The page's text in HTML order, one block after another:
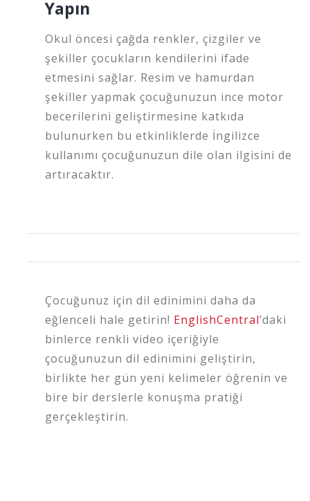
Yapın
Okul öncesi çağda renkler, çizgiler ve
şekiller çocukların kendilerini ifade
etmesini sağlar. Resim ve hamurdan
şekiller yapmak çocuğunuzun ince motor
becerilerini geliştirmesine katkıda
bulunurken bu etkinliklerde İngilizce
kullanımı çocuğunuzun dile olan ilgisini de
artıracaktır.
Çocuğunuz için dil edinimini daha da
eğlenceli hale getirin! EnglishCentral’daki
binlerce renkli video içeriğiyle
çocuğunuzun dil edinimini geliştirin,
birlikte her gün yeni kelimeler öğrenin ve
bire bir derslerle konuşma pratiği
gerçekleştirin.